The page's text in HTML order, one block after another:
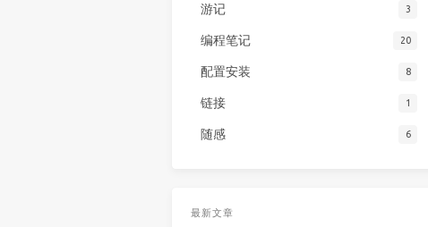
游记 3
编程笔记 20
配置安装 8
链接 1
随感 6
最新文章